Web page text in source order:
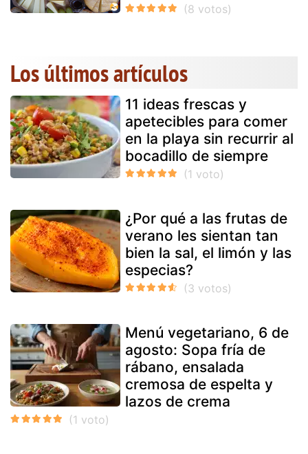
Los últimos artículos
11 ideas frescas y
apetecibles para comer
en la playa sin recurrir al
bocadillo de siempre
¿Por qué a las frutas de
verano les sientan tan
bien la sal, el limón y las
especias?
Menú vegetariano, 6 de
agosto: Sopa fría de
rábano, ensalada
cremosa de espelta y
lazos de crema